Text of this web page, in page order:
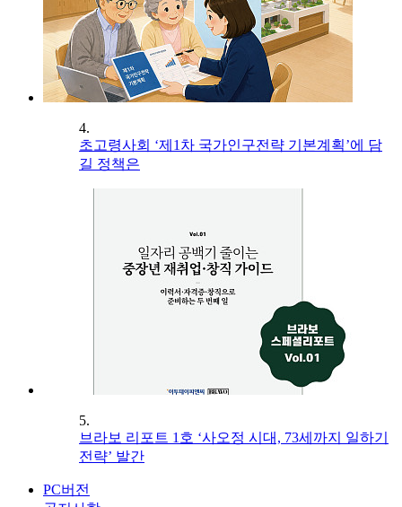
4.
초고령사회 ‘제1차 국가인구전략 기본계획’에 담
길 정책은
5.
브라보 리포트 1호 ‘사오정 시대, 73세까지 일하기
전략’ 발간
PC버전